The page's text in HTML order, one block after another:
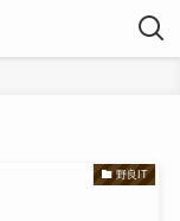
野良IT